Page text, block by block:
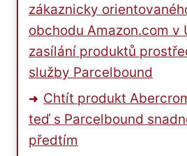
zákaznicky
obchodu Amazon.com v
zasílání produktů
služby Parcelbound
Chtít produkt
teď s Parcelbound
předtím